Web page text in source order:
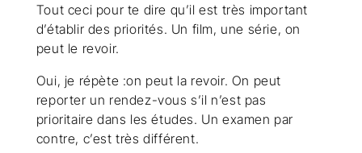
Tout ceci pour te dire qu’il est très important
d’établir des priorités. Un film, une série, on
peut le revoir.
Oui, je répète :on peut la revoir. On peut
reporter un rendez-vous s’il n’est pas
prioritaire dans les études. Un examen par
contre, c’est très différent.